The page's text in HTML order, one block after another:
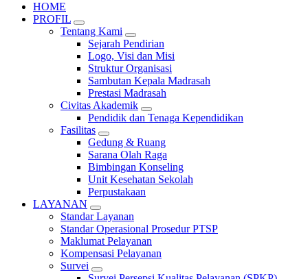
HOME
PROFIL
Tentang Kami
Sejarah Pendirian
Logo, Visi dan Misi
Struktur Organisasi
Sambutan Kepala Madrasah
Prestasi Madrasah
Civitas Akademik
Pendidik dan Tenaga Kependidikan
Fasilitas
Gedung & Ruang
Sarana Olah Raga
Bimbingan Konseling
Unit Kesehatan Sekolah
Perpustakaan
LAYANAN
Standar Layanan
Standar Operasional Prosedur PTSP
Maklumat Pelayanan
Kompensasi Pelayanan
Survei